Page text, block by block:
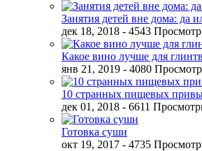
Занятия детей вне дома: да
дек 18, 2018 - 4543
Какое вино лучше для
янв 21, 2019 - 4080
10 странных пищевых
дек 01, 2018 - 6611
Готовка суши
окт 19, 2017 - 4735